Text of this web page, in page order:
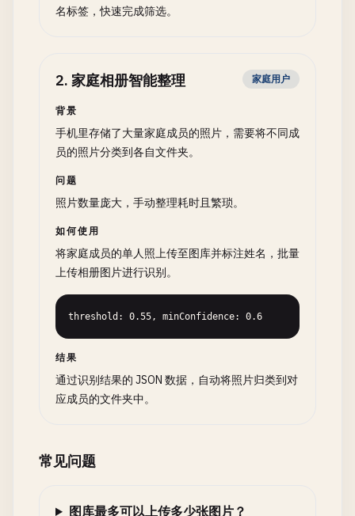
名标签，快速完成筛选。
2. 家庭相册智能整理 家庭用户
背景
手机里存储了大量家庭成员的照片，需要将不同成
员的照片分类到各自文件夹。
问题
照片数量庞大，手动整理耗时且繁琐。
如何使用
将家庭成员的单人照上传至图库并标注姓名，批量
上传相册图片进行识别。
threshold: 0.55, minConfidence: 0.6
结果
通过识别结果的 JSON 数据，自动将照片归类到对
应成员的文件夹中。
常见问题
图库最多可以上传多少张图片？